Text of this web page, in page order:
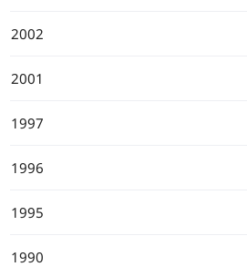
2002
2001
1997
1996
1995
1990